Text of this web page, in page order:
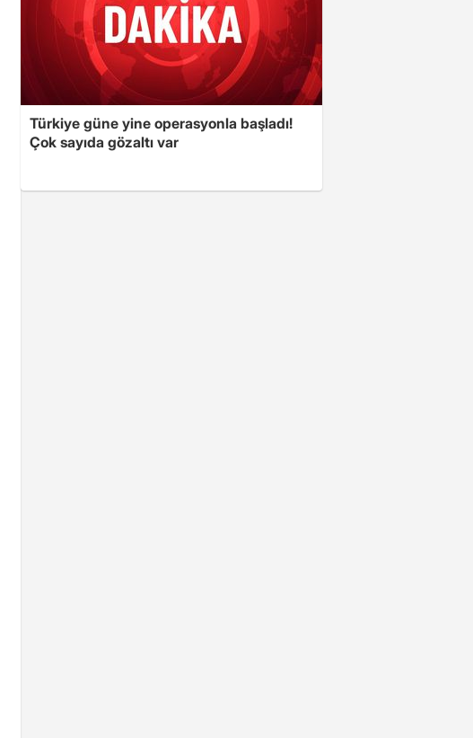
Türkiye güne yine operasyonla başladı!
Çok sayıda gözaltı var